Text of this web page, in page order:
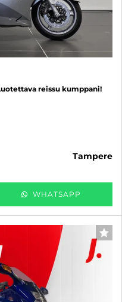
reissu kumppani!
tampere
WHATSAPP